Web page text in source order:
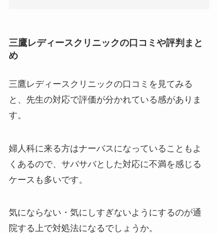
三鷹レディースクリニックの口コミや評判まと
め
三鷹レディースクリニックの口コミを見てみる
と、先生の対応で評価が分かれている感がありま
す。
婦人科に来る方はナーバスになっていることもよ
くあるので、サバサバとした対応に不満を感じる
ケースも多いです。
気にならない・気にしすぎないようにするのが通
院する上で対処法になるでしょうか。